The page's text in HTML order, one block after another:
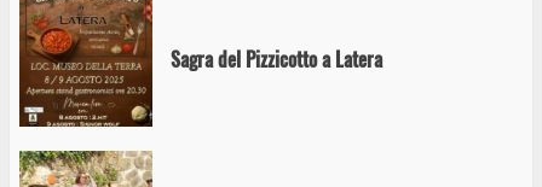
Sagra del Pizzicotto a Latera